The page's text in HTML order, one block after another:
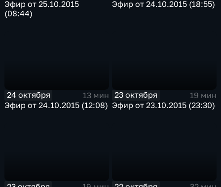
Эфир от 25.10.2015
(08:44)
Эфир от 24.10.2015 (18:55)
24 октября
13 мин
Эфир от 24.10.2015 (12:08)
23 октября
19 мин
Эфир от 23.10.2015 (23:30)